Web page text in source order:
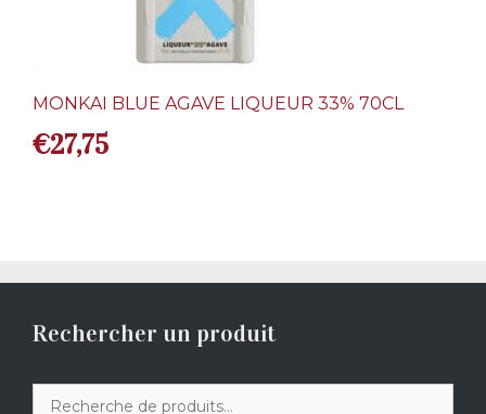
MONKAI BLUE AGAVE LIQUEUR 33% 70CL
€27,75
Rechercher un produit